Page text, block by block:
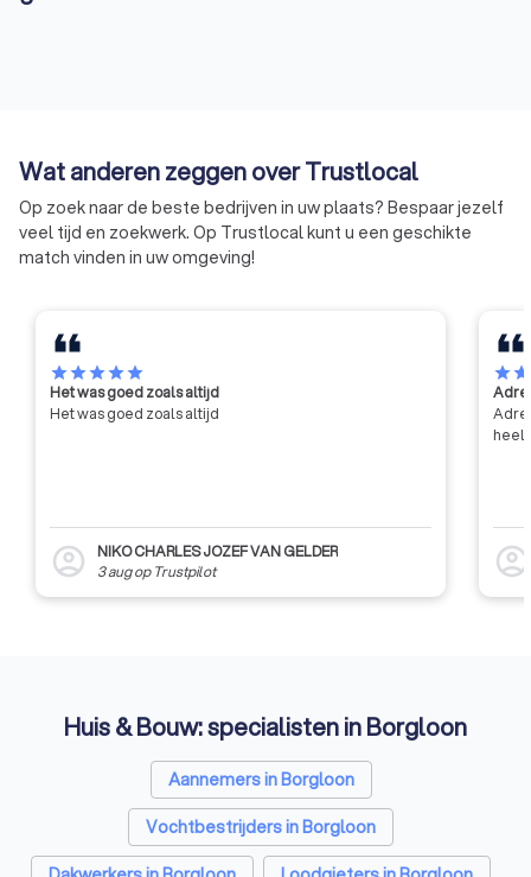
Wat anderen zeggen over Trustlocal
Op zoek naar de beste bedrijven in uw plaats? Bespaar jezelf
veel tijd en zoekwerk. Op Trustlocal kunt u een geschikte
match vinden in uw omgeving!
starstarstarstarstar
Het was goed zoals altijd
Het was goed zoals altijd
account_circle
NIKO CHARLES JOZEF VAN GELDER
3 augop Trustpilot
starstar
heel
account_circle
Huis & Bouw: specialisten in Borgloon
Aannemers in Borgloon
Vochtbestrijders in Borgloon